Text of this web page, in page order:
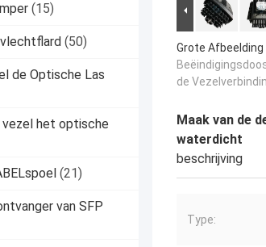
(15)
(50)
de Optische Las
het optische
(21)
van SFP
Grote Afbeelding
de
Maak van de
waterdicht
beschrijving
Type: